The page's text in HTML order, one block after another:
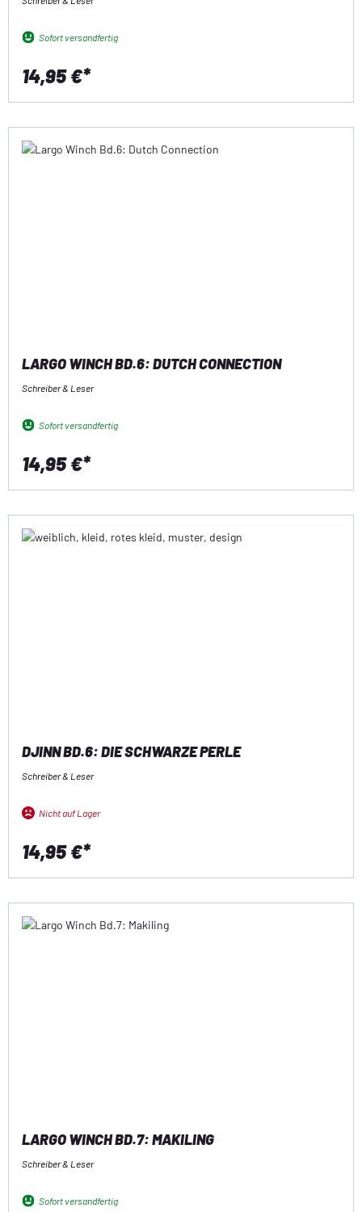
Sofort versandfertig
14,95 €*
LARGO WINCH BD.6: DUTCH CONNECTION
Schreiber & Leser
Sofort versandfertig
14,95 €*
DJINN BD.6: DIE SCHWARZE PERLE
Schreiber & Leser
Nicht auf Lager
14,95 €*
LARGO WINCH BD.7: MAKILING
Schreiber & Leser
Sofort versandfertig